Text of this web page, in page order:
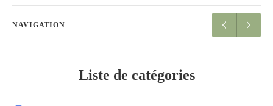
NAVIGATION
Liste de catégories